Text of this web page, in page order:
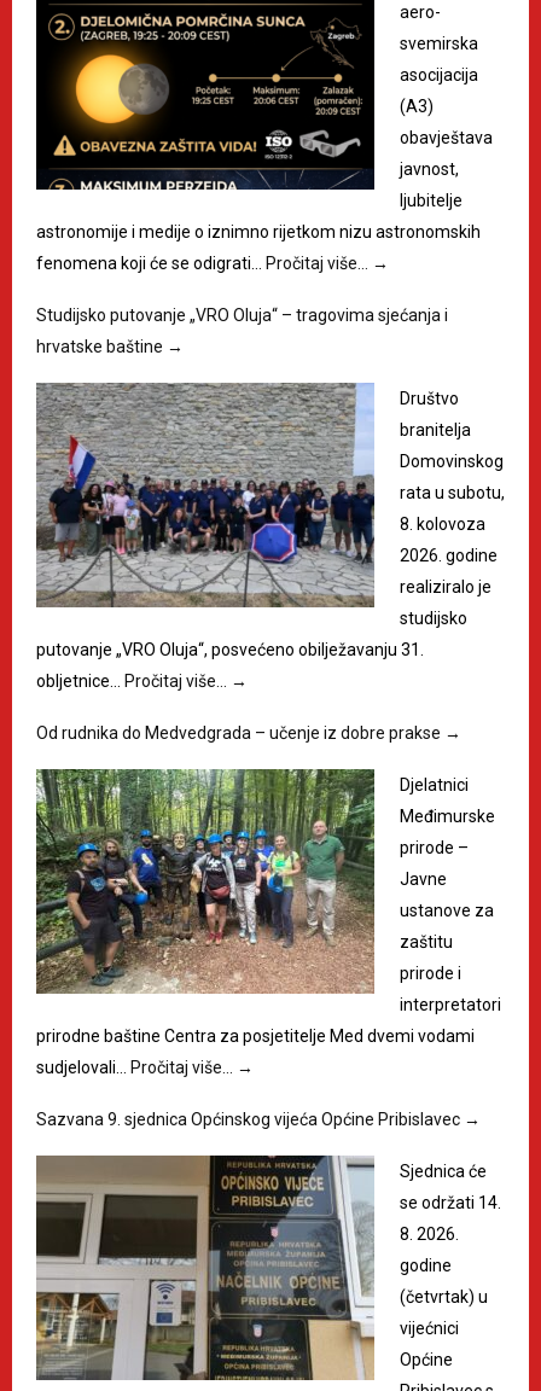
aero-
svemirska
asocijacija
(A3)
obavještava
javnost,
ljubitelje
astronomije i medije o iznimno rijetkom nizu astronomskih
fenomena koji će se odigrati…
Pročitaj više… →
Studijsko putovanje „VRO Oluja“ – tragovima sjećanja i
hrvatske baštine →
Društvo
branitelja
Domovinskog
rata u subotu,
8. kolovoza
2026. godine
realiziralo je
studijsko
putovanje „VRO Oluja“, posvećeno obilježavanju 31.
obljetnice…
Pročitaj više… →
Od rudnika do Medvedgrada – učenje iz dobre prakse →
Djelatnici
Međimurske
prirode –
Javne
ustanove za
zaštitu
prirode i
interpretatori
prirodne baštine Centra za posjetitelje Med dvemi vodami
sudjelovali…
Pročitaj više… →
Sazvana 9. sjednica Općinskog vijeća Općine Pribislavec →
Sjednica će
se održati 14.
8. 2026.
godine
(četvrtak) u
vijećnici
Općine